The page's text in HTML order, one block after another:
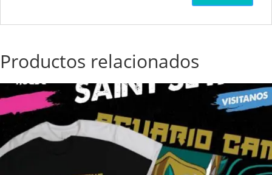
Productos relacionados